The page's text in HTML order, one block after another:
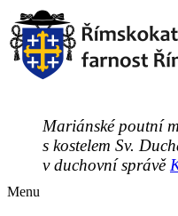
Mariánské poutní
s kostelem Sv.
v duchovní správě
Menu